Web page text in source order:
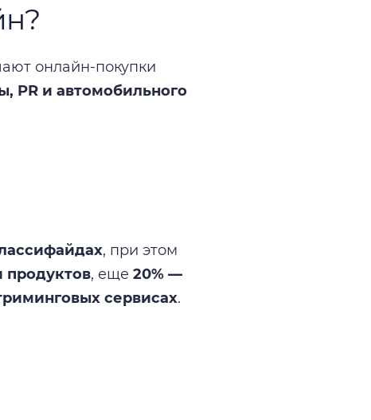
онлайн-покупки
PR и автомобильного
, при этом
продуктов, еще 20% —
сервисах.